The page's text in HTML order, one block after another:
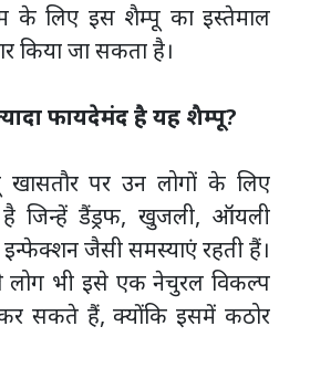
के लिए इस शैम्पू का इस्तेमाल
किया जा सकता है।
फायदेमंद है यह शैम्पू?
पर उन लोगों के लिए
है जिन्हें डैंड्रफ, खुजली, ऑयली
जैसी समस्याएं रहती हैं।
लोग भी इसे एक नेचुरल विकल्प
सकते हैं, क्योंकि इसमें कठोर